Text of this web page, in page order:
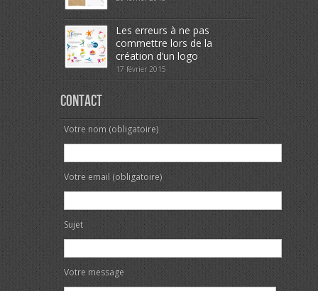
Les erreurs à ne pas
commettre lors de la
création d’un logo
17 février 2015
Contact
Votre nom (obligatoire)
Votre email (obligatoire)
Sujet
Votre message